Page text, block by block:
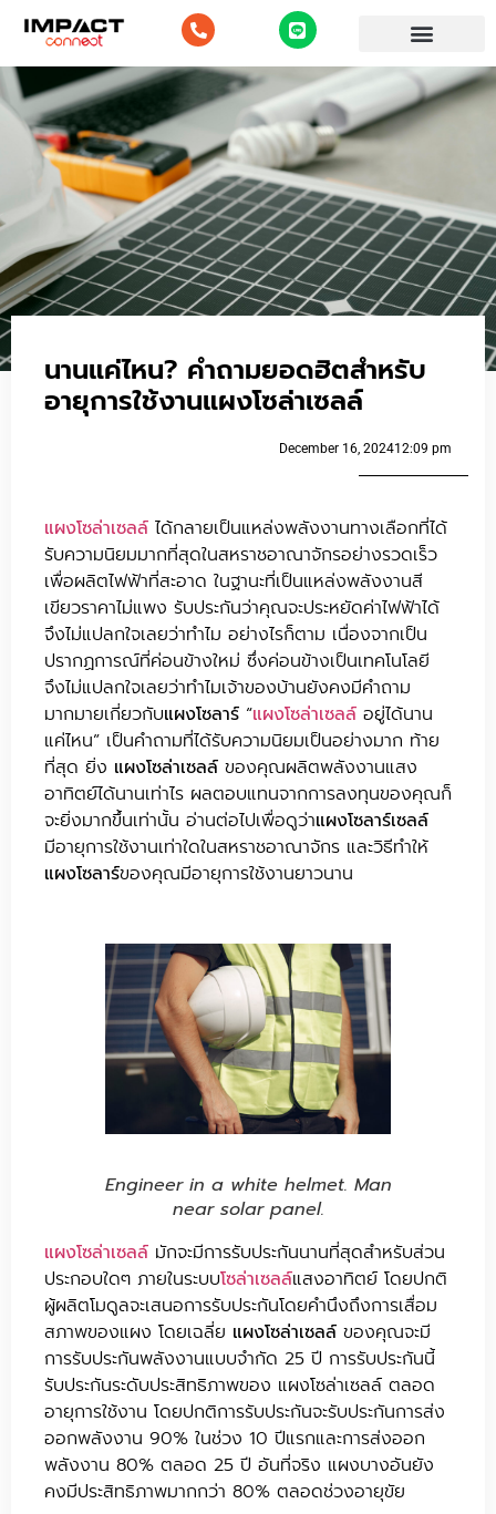
นานแค่ไหน? คำถามยอดฮิตสำหรับ
อายุการใช้งานแผงโซล่าเซลล์
December 16, 202412:09 pm
แผงโซล่าเซลล์ ได้กลายเป็นแหล่งพลังงานทางเลือกที่ได้
รับความนิยมมากที่สุดในสหราชอาณาจักรอย่างรวดเร็ว
เพื่อผลิตไฟฟ้าที่สะอาด ในฐานะที่เป็นแหล่งพลังงานสี
เขียวราคาไม่แพง รับประกันว่าคุณจะประหยัดค่าไฟฟ้าได้
จึงไม่แปลกใจเลยว่าทำไม อย่างไรก็ตาม เนื่องจากเป็น
ปรากฏการณ์ที่ค่อนข้างใหม่ ซึ่งค่อนข้างเป็นเทคโนโลยี
จึงไม่แปลกใจเลยว่าทำไมเจ้าของบ้านยังคงมีคำถาม
มากมายเกี่ยวกับแผงโซลาร์ “แผงโซล่าเซลล์ อยู่ได้นาน
แค่ไหน” เป็นคำถามที่ได้รับความนิยมเป็นอย่างมาก ท้าย
ที่สุด ยิ่ง แผงโซล่าเซลล์ ของคุณผลิตพลังงานแสง
อาทิตย์ได้นานเท่าไร ผลตอบแทนจากการลงทุนของคุณก็
จะยิ่งมากขึ้นเท่านั้น อ่านต่อไปเพื่อดูว่าแผงโซลาร์เซลล์
มีอายุการใช้งานเท่าใดในสหราชอาณาจักร และวิธีทำให้
แผงโซลาร์ของคุณมีอายุการใช้งานยาวนาน
Engineer in a white helmet. Man
near solar panel.
แผงโซล่าเซลล์ มักจะมีการรับประกันนานที่สุดสำหรับส่วน
ประกอบใดๆ ภายในระบบโซล่าเซลล์แสงอาทิตย์ โดยปกติ
ผู้ผลิตโมดูลจะเสนอการรับประกันโดยคำนึงถึงการเสื่อม
สภาพของแผง โดยเฉลี่ย แผงโซล่าเซลล์ ของคุณจะมี
การรับประกันพลังงานแบบจำกัด 25 ปี การรับประกันนี้
รับประกันระดับประสิทธิภาพของ แผงโซล่าเซลล์ ตลอด
อายุการใช้งาน โดยปกติการรับประกันจะรับประกันการส่ง
ออกพลังงาน 90% ในช่วง 10 ปีแรกและการส่งออก
พลังงาน 80% ตลอด 25 ปี อันที่จริง แผงบางอันยัง
คงมีประสิทธิภาพมากกว่า 80% ตลอดช่วงอายุขัย